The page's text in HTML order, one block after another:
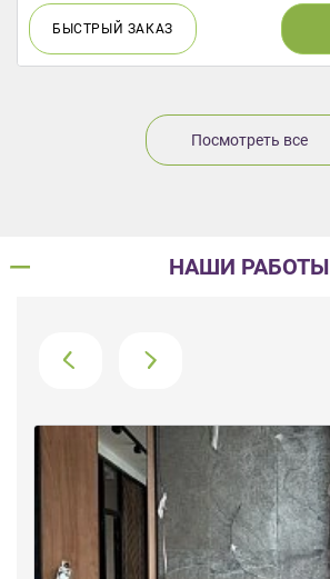
БЫСТРЫЙ ЗАКАЗ
Посмотреть все
НАШИ РАБОТЫ